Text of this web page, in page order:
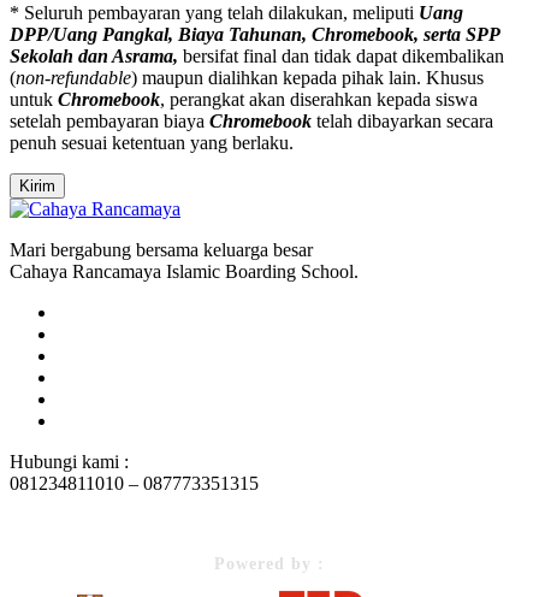
* Seluruh pembayaran yang telah dilakukan, meliputi Uang
DPP/Uang Pangkal, Biaya Tahunan, Chromebook, serta SPP
Sekolah dan Asrama, bersifat final dan tidak dapat dikembalikan
(non-refundable) maupun dialihkan kepada pihak lain. Khusus
untuk Chromebook, perangkat akan diserahkan kepada siswa
setelah pembayaran biaya Chromebook telah dibayarkan secara
penuh sesuai ketentuan yang berlaku.
Kirim
Mari bergabung bersama keluarga besar
Cahaya Rancamaya Islamic Boarding School.
Hubungi kami :
081234811010 – 087773351315
Powered by :